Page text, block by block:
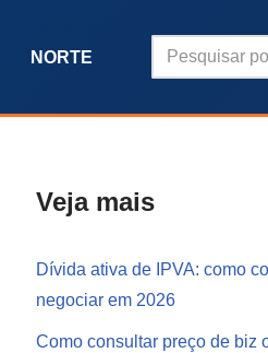
NORTE
Veja mais
Dívida ativa de IPVA: como
negociar em 2026
Como consultar preço de biz